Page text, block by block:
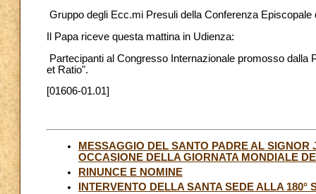
Gruppo degli Ecc.mi Presuli della Conferenza
Il Papa riceve questa mattina in Udienza:
Partecipanti al Congresso Internazionale promosso dalla
et Ratio".
[01606-01.01]
MESSAGGIO DEL SANTO PADRE AL
OCCASIONE DELLA GIORNATA MONDIALE
RINUNCE E NOMINE
INTERVENTO DELLA SANTA SEDE ALLA